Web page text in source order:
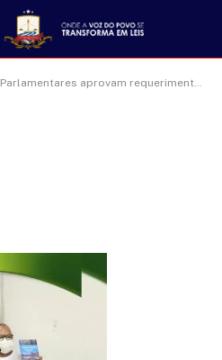
Parlamentares aprovam requerimentos e apresentam projetos em Sessão Ordinária